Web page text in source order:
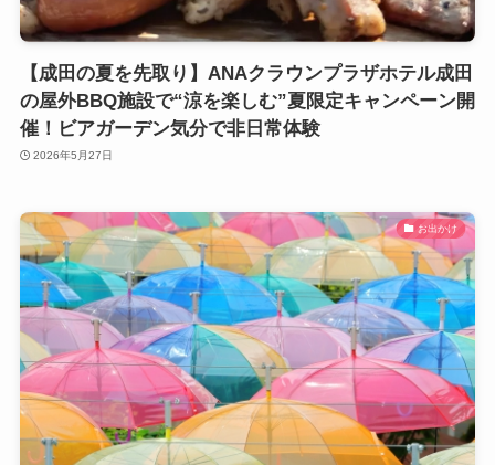
【成田の夏を先取り】ANAクラウンプラザホテル成田
の屋外BBQ施設で“涼を楽しむ”夏限定キャンペーン開
催！ビアガーデン気分で非日常体験
2026年5月27日
お出かけ